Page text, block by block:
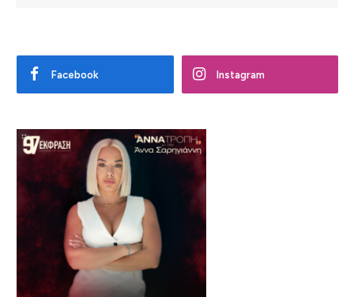
Facebook Instagram